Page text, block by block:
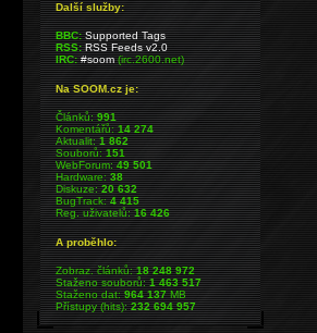
Další služby:
BBC: Supported Tags
RSS: RSS Feeds v2.0
IRC: #soom(irc.2600.net)
Na SOOM.cz je:
Článků:991
Komentářů:14 274
Aktualit:1 862
Souborů:151
WebForum:49 501
Hardware:38
Diskuze:20 632
BugTrack:4 415
Reg. uživatelů:16 426
A proběhlo:
Zobraz. článků:18 248 972
Staženo souborů:1 463 517
Staženo dat:964 137MB
Přístupy (hits):232 694 957